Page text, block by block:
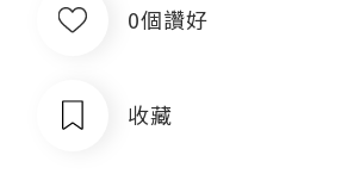
0個讚好
收藏